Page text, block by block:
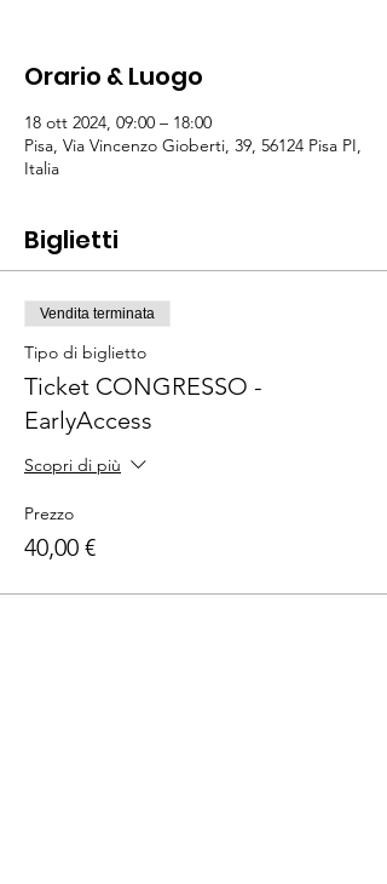
Orario & Luogo
18 ott 2024, 09:00 – 18:00
Pisa, Via Vincenzo Gioberti, 39, 56124 Pisa PI,
Italia
Biglietti
Vendita terminata
Tipo di biglietto
Ticket CONGRESSO -
EarlyAccess
Scopri di più
Prezzo
40,00 €